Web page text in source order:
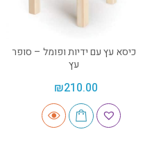
כיסא עץ עם ידיות ופומל – סופר
עץ
₪210.00